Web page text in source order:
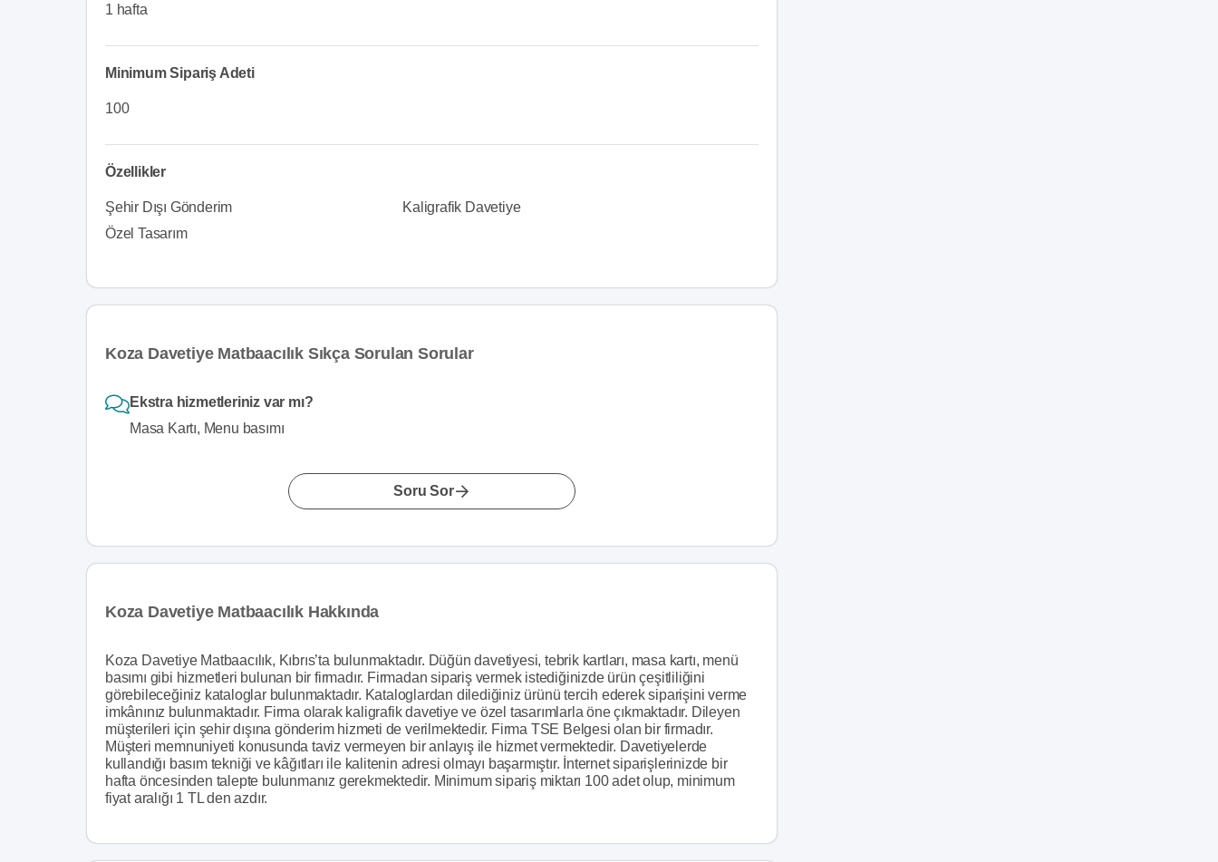
1 hafta
Minimum Sipariş Adeti
100
Özellikler
Şehir Dışı Gönderim
Kaligrafik Davetiye
Özel Tasarım
Koza Davetiye Matbaacılık Sıkça Sorulan Sorular
Ekstra hizmetleriniz var mı?
Masa Kartı, Menu basımı
Soru Sor
Koza Davetiye Matbaacılık Hakkında
Koza Davetiye Matbaacılık, Kıbrıs’ta bulunmaktadır. Düğün davetiyesi, tebrik kartları, masa kartı, menü
basımı gibi hizmetleri bulunan bir firmadır. Firmadan sipariş vermek istediğinizde ürün çeşitliliğini
görebileceğiniz kataloglar bulunmaktadır. Kataloglardan dilediğiniz ürünü tercih ederek siparişini verme
imkânınız bulunmaktadır. Firma olarak kaligrafik davetiye ve özel tasarımlarla öne çıkmaktadır. Dileyen
müşterileri için şehir dışına gönderim hizmeti de verilmektedir. Firma TSE Belgesi olan bir firmadır.
Müşteri memnuniyeti konusunda taviz vermeyen bir anlayış ile hizmet vermektedir. Davetiyelerde
kullandığı basım tekniği ve kâğıtları ile kalitenin adresi olmayı başarmıştır. İnternet siparişlerinizde bir
hafta öncesinden talepte bulunmanız gerekmektedir. Minimum sipariş miktarı 100 adet olup, minimum
fiyat aralığı 1 TL den azdır.